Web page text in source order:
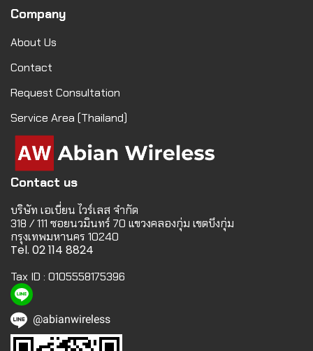
Company
About Us
Contact
Request Consultation
Service Area (Thailand)
Contact us
บริษัท เอเบี่ยน ไวร์เลส จำกัด
318 / 111 ซอยนวมินทร์ 70 แขวงคลองกุ่ม เขตบึงกุ่ม
กรุงเทพมหานคร 10240
Tel. 02 114 8824
Tax ID : 0105558175396
@abianwireless